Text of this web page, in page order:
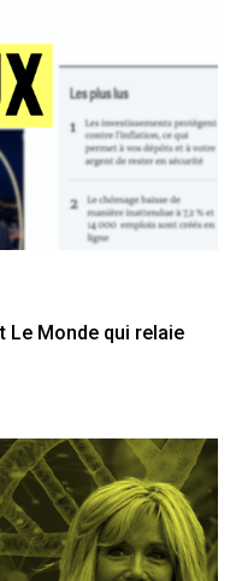
Le Monde qui relaie